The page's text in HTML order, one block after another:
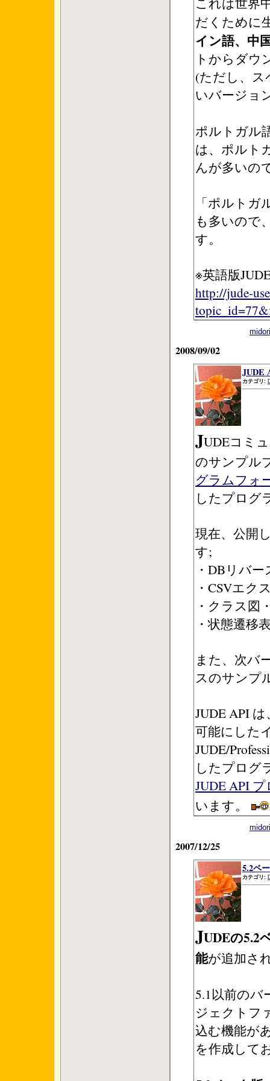
だくために
イン語、中
トからダウ
(ただし、ス
いバージョ
ポルトガル
は、ポルト
んが多いの
「ポルト
も多いので
す。
※英語版
http://jude-
2008/09/02
JUDE
カテゴリ:
JUDEコミ
のサンプル
グラムフォ
したプログ
現在、公開
す;
・DBリバー
・CSVエク
・クラス図
・状態遷移
また、次バ
スのサンプ
JUDE API
可能にした
JUDE/
したプログ
JUDE API
います。
2007/12/25
5.2ペ
カテゴリ:
JUDEの5.2
能が追加さ
5.1以前のバ
ジェクトフ
込む機能が
を作成して